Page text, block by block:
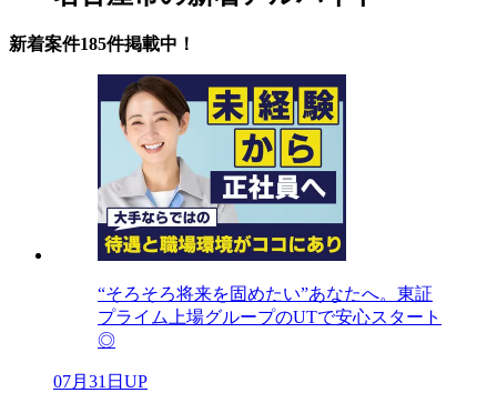
新着案件185件掲載中！
“そろそろ将来を固めたい”あなたへ。東証
プライム上場グループのUTで安心スタート
◎
07月31日UP